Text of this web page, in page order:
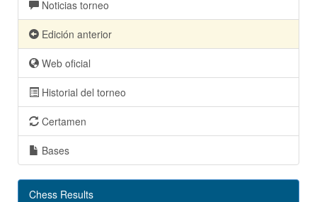
Noticias torneo
Edición anterior
Web oficial
Historial del torneo
Certamen
Bases
Chess Results